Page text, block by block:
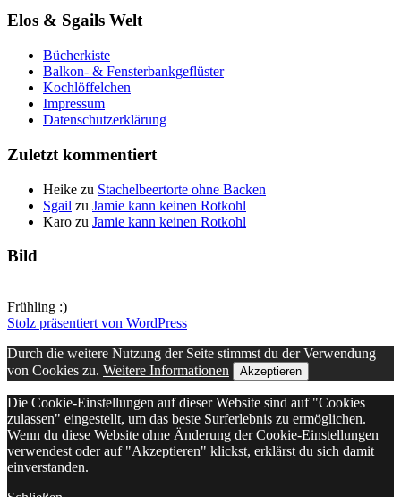
Elos & Sgails Welt
Bücherkiste
Balkon- & Fensterbankgeflüster
Kochlöffelchen
Impressum
Datenschutzerklärung
Zuletzt kommentiert
Heike zu Stachelbeertorte ohne Backen
Sgail zu Jamie kann keinen Rotkohl
Karo zu Jamie kann keinen Rotkohl
Bild
Frühling :)
Stolz präsentiert von WordPress
Durch die weitere Nutzung der Seite stimmst du der Verwendung
von Cookies zu. Weitere Informationen Akzeptieren
Die Cookie-Einstellungen auf dieser Website sind auf "Cookies
zulassen" eingestellt, um das beste Surferlebnis zu ermöglichen.
Wenn du diese Website ohne Änderung der Cookie-Einstellungen
verwendest oder auf "Akzeptieren" klickst, erklärst du sich damit
einverstanden.